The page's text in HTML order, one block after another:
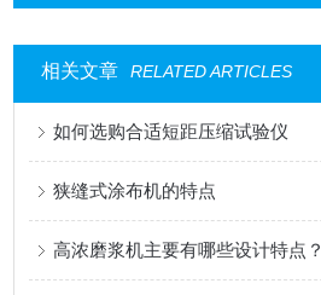
相关文章 RELATED ARTICLES
如何选购合适短距压缩试验仪
狭缝式涂布机的特点
高浓磨浆机主要有哪些设计特点？